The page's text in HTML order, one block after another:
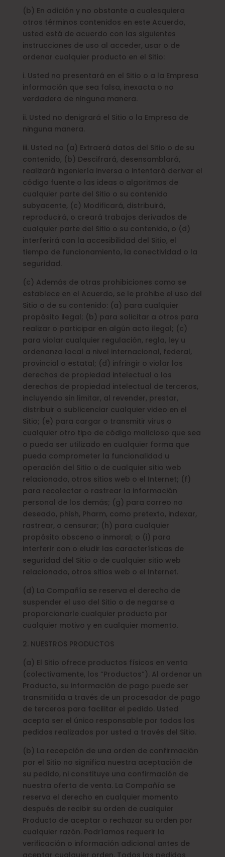
(b) En adición y no obstante a cualesquiera
otros términos contenidos en este Acuerdo,
usted está de acuerdo con las siguientes
instrucciones de uso al acceder, usar o de
ordenar cualquier producto en el Sitio:
i. Usted no presentará en el Sitio o a la Empresa
información que sea falsa, inexacta o no
verdadera de ninguna manera.
ii. Usted no denigrará el Sitio o la Empresa de
ninguna manera.
iii. Usted no (a) Extraerá datos del Sitio o de su
contenido, (b) Descifrará, desensamblará,
realizará ingeniería inversa o intentará derivar el
código fuente o las ideas o algoritmos de
cualquier parte del Sitio o su contenido
subyacente, (c) Modificará, distribuirá,
reproducirá, o creará trabajos derivados de
cualquier parte del Sitio o su contenido, o (d)
interferirá con la accesibilidad del Sitio, el
tiempo de funcionamiento, la conectividad o la
seguridad.
(c) Además de otras prohibiciones como se
establece en el Acuerdo, se le prohibe el uso del
Sitio o de su contenido: (a) para cualquier
propósito ilegal; (b) para solicitar a otros para
realizar o participar en algún acto ilegal; (c)
para violar cualquier regulación, regla, ley u
ordenanza local a nivel internacional, federal,
provincial o estatal; (d) infringir o violar los
derechos de propiedad intelectual o los
derechos de propiedad intelectual de terceros,
incluyendo sin limitar, al revender, prestar,
distribuir o sublicenciar cualquier video en el
Sitio; (e) para cargar o transmitir virus o
cualquier otro tipo de código malicioso que sea
o pueda ser utilizado en cualquier forma que
pueda comprometer la funcionalidad u
operación del Sitio o de cualquier sitio web
relacionado, otros sitios web o el Internet; (f)
para recolectar o rastrear la información
personal de los demás; (g) para correo no
deseado, phish, Pharm, como pretexto, indexar,
rastrear, o censurar; (h) para cualquier
propósito obsceno o inmoral; o (i) para
interferir con o eludir las características de
seguridad del Sitio o de cualquier sitio web
relacionado, otros sitios web o el Internet.
(d) La Compañía se reserva el derecho de
suspender el uso del Sitio o de negarse a
proporcionarle cualquier producto por
cualquier motivo y en cualquier momento.
2. NUESTROS PRODUCTOS
(a) El Sitio ofrece productos físicos en venta
(colectivamente, los “Productos”). Al ordenar un
Producto, su información de pago puede ser
transmitida a través de un procesador de pago
de terceros para facilitar el pedido. Usted
acepta ser el único responsable por todos los
pedidos realizados por usted a través del Sitio.
(b) La recepción de una orden de confirmación
por el Sitio no significa nuestra aceptación de
su pedido, ni constituye una confirmación de
nuestra oferta de venta. La Compañía se
reserva el derecho en cualquier momento
después de recibir su orden de cualquier
Producto de aceptar o rechazar su orden por
cualquier razón. Podríamos requerir la
verificación o información adicional antes de
aceptar cualquier orden. Todos los pedidos